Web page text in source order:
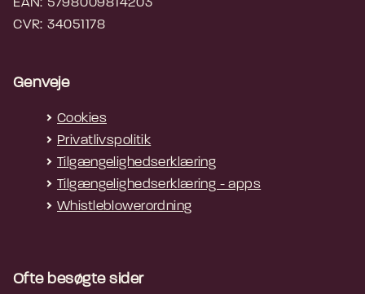
CVR: 34051178
Genveje
Cookies
Privatlivspolitik
Tilgængelighedserklæring
Tilgængelighedserklæring - apps
Whistleblowerordning
Ofte besøgte sider